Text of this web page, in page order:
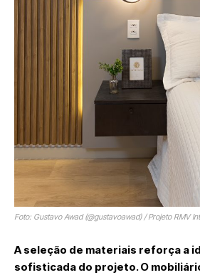
Foto: Gustavo Awad (@gustavoawad) / Projeto RMV
A seleção de materiais reforça a
sofisticada do projeto. O